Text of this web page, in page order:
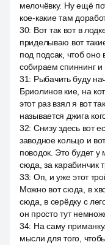
мелочёвку. Ну ещё
кое-какие там
30: Вот так вот в
приделываю вот
под подсак, чтоб оно
собираем спиннинг
31: Рыбачить буду
Бриолинов кие, на
этот раз взял я вот
называется джига
32: Снизу здесь вот
заводное кольцо и
поводок. Это будет
сюда, за карабинчик
33: Оп, и уже этот
Можно вот сюда, в
сюда, в серёдку с
он просто тут
34: На саму
мысли для того,